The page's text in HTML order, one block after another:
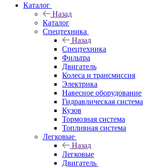
Каталог
Назад
Каталог
Спецтехника
Назад
Спецтехника
Фильтра
Двигатель
Колеса и трансмиссия
Электрика
Навесное оборудование
Гидравлическая система
Кузов
Тормозная система
Топливная система
Легковые
Назад
Легковые
Двигатель